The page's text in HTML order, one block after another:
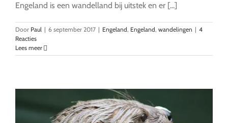
Engeland is een wandelland bij uitstek en er [...]
Door Paul | 6 september 2017 | Engeland, Engeland, wandelingen | 4
Reacties
Lees meer